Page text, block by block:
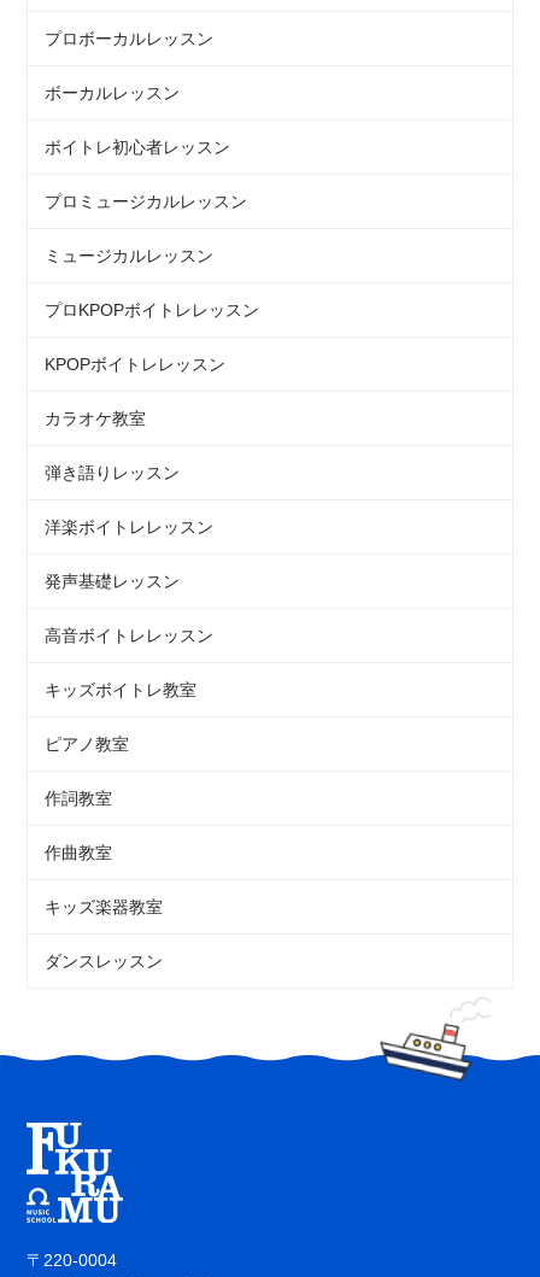
プロボーカルレッスン
ボーカルレッスン
ボイトレ初心者レッスン
プロミュージカルレッスン
ミュージカルレッスン
プロKPOPボイトレレッスン
KPOPボイトレレッスン
カラオケ教室
弾き語りレッスン
洋楽ボイトレレッスン
発声基礎レッスン
高音ボイトレレッスン
キッズボイトレ教室
ピアノ教室
作詞教室
作曲教室
キッズ楽器教室
ダンスレッスン
〒220-0004